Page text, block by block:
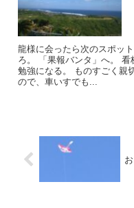
龍様に会ったら次のスポッ
ろ。 「果報バンタ」へ。
勉強になる。 ものすごく親
ので、車いすでも...